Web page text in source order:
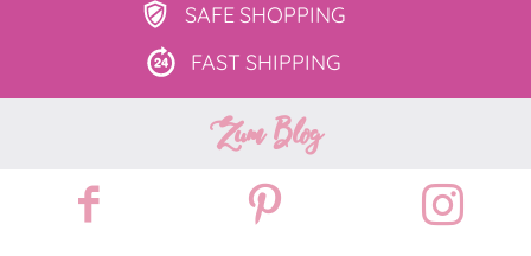
SAFE SHOPPING
FAST SHIPPING
Zum Blog